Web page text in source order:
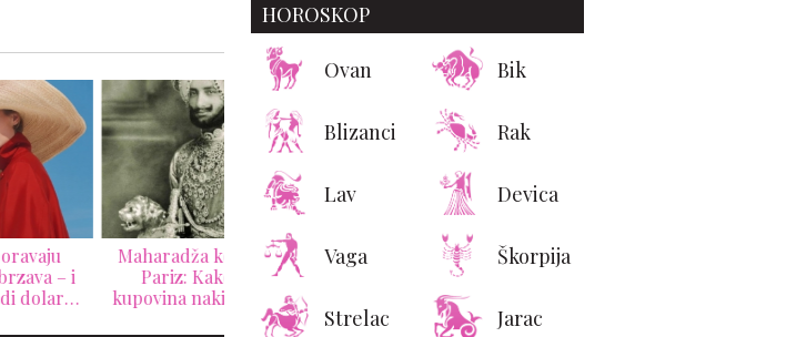
Maharadža koji je šokirao
Pariz: Kako je jedna
kupovina nakita promenila
Luksuzne nekretnine u
2026: Tokio ruši rekorde,
Dubai dominira tržištem
najskupljih domova
HOROSKOP
Ovan Bik
Blizanci Rak
Lav Devica
Vaga Škorpija
Strelac Jarac